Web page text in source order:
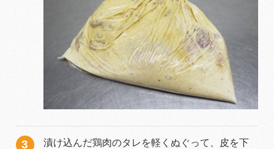
漬け込んだ鶏肉のタレを軽くぬぐって、皮を下